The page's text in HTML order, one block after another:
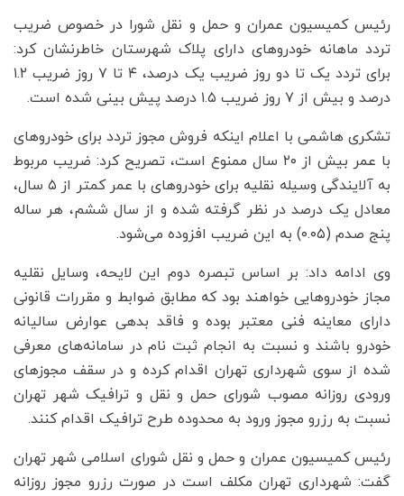
رئیس کمیسیون عمران و حمل و نقل شورا در خصوص ضریب
تردد ماهانه خودروهای دارای پلاک شهرستان خاطرنشان کرد:
برای تردد یک تا دو روز ضریب یک درصد، ۴ تا ۷ روز ضریب ۱.۲
درصد و بیش از ۷ روز ضریب ۱.۵ درصد پیش بینی شده است.
تشکری هاشمی با اعلام اینکه فروش مجوز تردد برای خودروهای
با عمر بیش از ۲۰ سال ممنوع است، تصریح کرد: ضریب مربوط
به آلایندگی وسیله نقلیه برای خودروهای با عمر کمتر از ۵ سال،
معادل یک درصد در نظر گرفته شده و از سال ششم، هر ساله
پنج صدم (۰.۰۵) به این ضریب افزوده می‌شود.
وی ادامه داد: بر اساس تبصره دوم این لایحه، وسایل نقلیه
مجاز خودروهایی خواهند بود که مطابق ضوابط و مقررات قانونی
دارای معاینه فنی معتبر بوده و فاقد بدهی عوارض سالیانه
خودرو باشند و نسبت به انجام ثبت نام در سامانه‌های معرفی
شده از سوی شهرداری تهران اقدام کرده و در سقف مجوزهای
ورودی روزانه مصوب شورای حمل و نقل و ترافیک شهر تهران
نسبت به رزرو مجوز ورود به محدوده طرح ترافیک اقدام کنند.
رئیس کمیسیون عمران و حمل و نقل شورای اسلامی شهر تهران
گفت: شهرداری تهران مکلف است در صورت رزرو مجوز روزانه